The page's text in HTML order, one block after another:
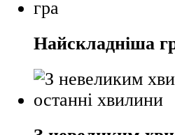
Найскладніша